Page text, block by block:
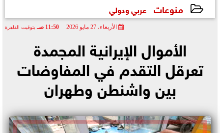
منوعات عربي ودولي
الأربعاء، 27 مايو 2026 11:50 صـ بتوقيت القاهرة
الأموال الإيرانية المجمدة
تعرقل التقدم في المفاوضات
بين واشنطن وطهران